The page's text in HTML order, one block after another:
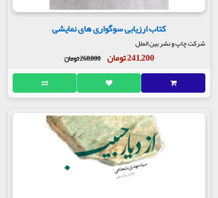
کتاب ارزیابی سوگواری های نمایشی
شرکت چاپ و نشر بین الملل
241,200 تومان 268,000 تومان